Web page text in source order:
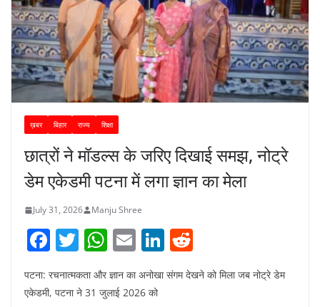
ख़बर बिहार राज्य शिक्षा
छात्रों ने मॉडल्स के जरिए दिखाई समझ, नोट्रे
डेम एकेडमी पटना में लगा ज्ञान का मेला
July 31, 2026 Manju Shree
F
c
T
itt
W
at
E
m
ai
Li
n
k
e
d
पटना: रचनात्मकता और ज्ञान का अनोखा संगम देखने को मिला जब नोट्रे डेम
एकेडमी, पटना ने 31 जुलाई 2026 को